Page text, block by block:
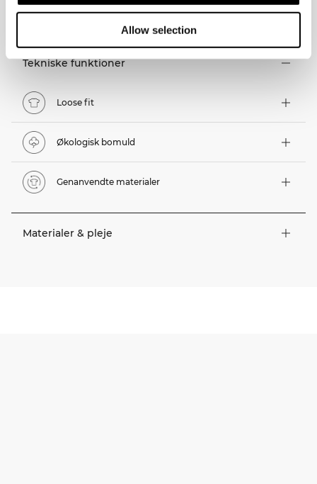
Allow selection
TEKNISKE ASPEKTER
Tekniske funktioner
Loose fit
Økologisk bomuld
Genanvendte materialer
Materialer & pleje